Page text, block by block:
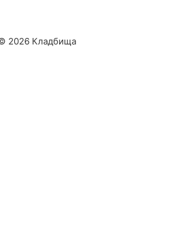
2026 Кладбища